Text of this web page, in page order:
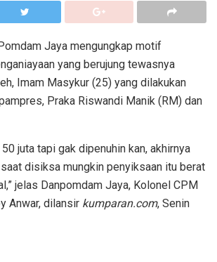
Jaya mengungkap motif
yang berujung tewasnya
Imam Masykur (25) yang dilakukan
Praka Riswandi Manik (RM) dan
juta tapi gak dipenuhin kan, akhirnya
disiksa mungkin penyiksaan itu berat
jelas Danpomdam Jaya, Kolonel CPM
Anwar, dilansir kumparan.com, Senin